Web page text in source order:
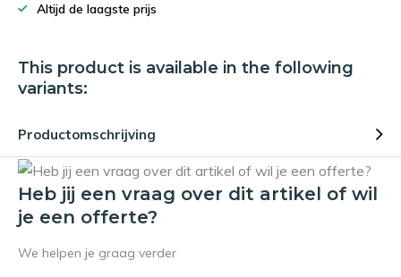
Altijd de laagste prijs
This product is available in the following
variants:
Productomschrijving
Heb jij een vraag over dit artikel of wil
je een offerte?
We helpen je graag verder